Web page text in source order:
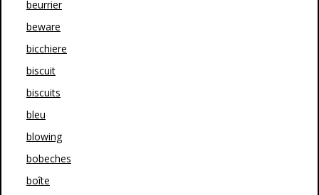
beurrier
beware
bicchiere
biscuit
biscuits
bleu
blowing
bobeches
boîte